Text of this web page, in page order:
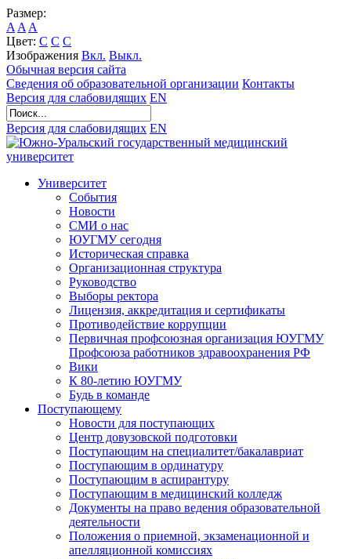
Размер:
A A A
Цвет: C C C
Изображения Вкл. Выкл.
Обычная версия сайта
Сведения об образовательной организации Контакты
Версия для слабовидящих EN
Версия для слабовидящих EN
Университет
События
Новости
СМИ о нас
ЮУГМУ сегодня
Историческая справка
Организационная структура
Руководство
Выборы ректора
Лицензия, аккредитация и сертификаты
Противодействие коррупции
Первичная профсоюзная организация ЮУГМУ
Профсоюза работников здравоохранения РФ
Вики
К 80-летию ЮУГМУ
Будь в команде
Поступающему
Новости для поступающих
Центр довузовской подготовки
Поступающим на специалитет/бакалавриат
Поступающим в ординатуру
Поступающим в аспирантуру
Поступающим в медицинский колледж
Документы на право ведения образовательной
деятельности
Положения о приемной, экзаменационной и
апелляционной комиссиях